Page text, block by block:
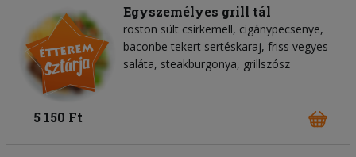
Egyszemélyes grill tál
roston sült csirkemell, cigánypecsenye,
baconbe tekert sertéskaraj, friss vegyes
saláta, steakburgonya, grillszósz
5 150 Ft